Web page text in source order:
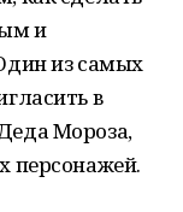
и
из самых
в
Мороза,
персонажей.